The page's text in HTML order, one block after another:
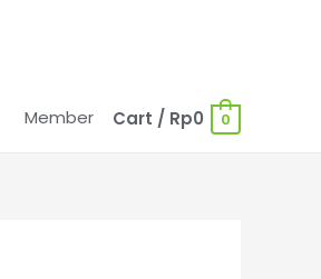
Member Cart / Rp0 0